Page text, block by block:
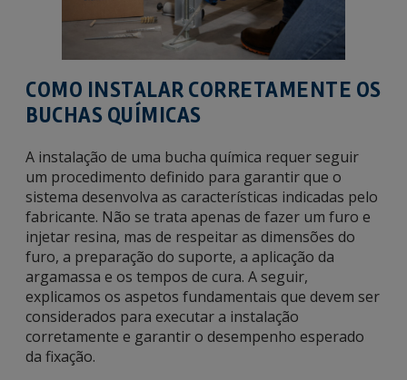
COMO INSTALAR CORRETAMENTE OS
BUCHAS QUÍMICAS
A instalação de uma bucha química requer seguir
um procedimento definido para garantir que o
sistema desenvolva as características indicadas pelo
fabricante. Não se trata apenas de fazer um furo e
injetar resina, mas de respeitar as dimensões do
furo, a preparação do suporte, a aplicação da
argamassa e os tempos de cura. A seguir,
explicamos os aspetos fundamentais que devem ser
considerados para executar a instalação
corretamente e garantir o desempenho esperado
da fixação.